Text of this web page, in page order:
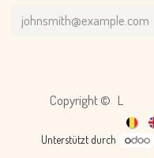
Copyright © L
Unterstützt durch